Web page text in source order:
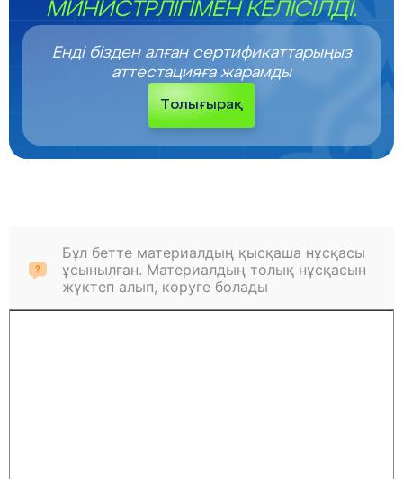
МИНИСТРЛІГІМЕН КЕЛІСІЛДІ.
Енді бізден алған сертификаттарыңыз
аттестацияға жарамды
Толығырақ
Бұл бетте материалдың қысқаша нұсқасы
ұсынылған. Материалдың толық нұсқасын
жүктеп алып, көруге болады